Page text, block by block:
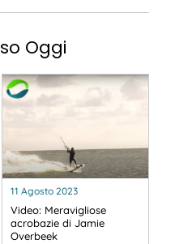
Oggi
11 Agosto 2023
Video: Meravigliose
acrobazie di Jamie
Overbeek